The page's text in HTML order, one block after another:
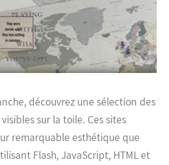
découvrez une sélection des
sur la toile. Ces sites
remarquable esthétique que
Flash, JavaScript, HTML et